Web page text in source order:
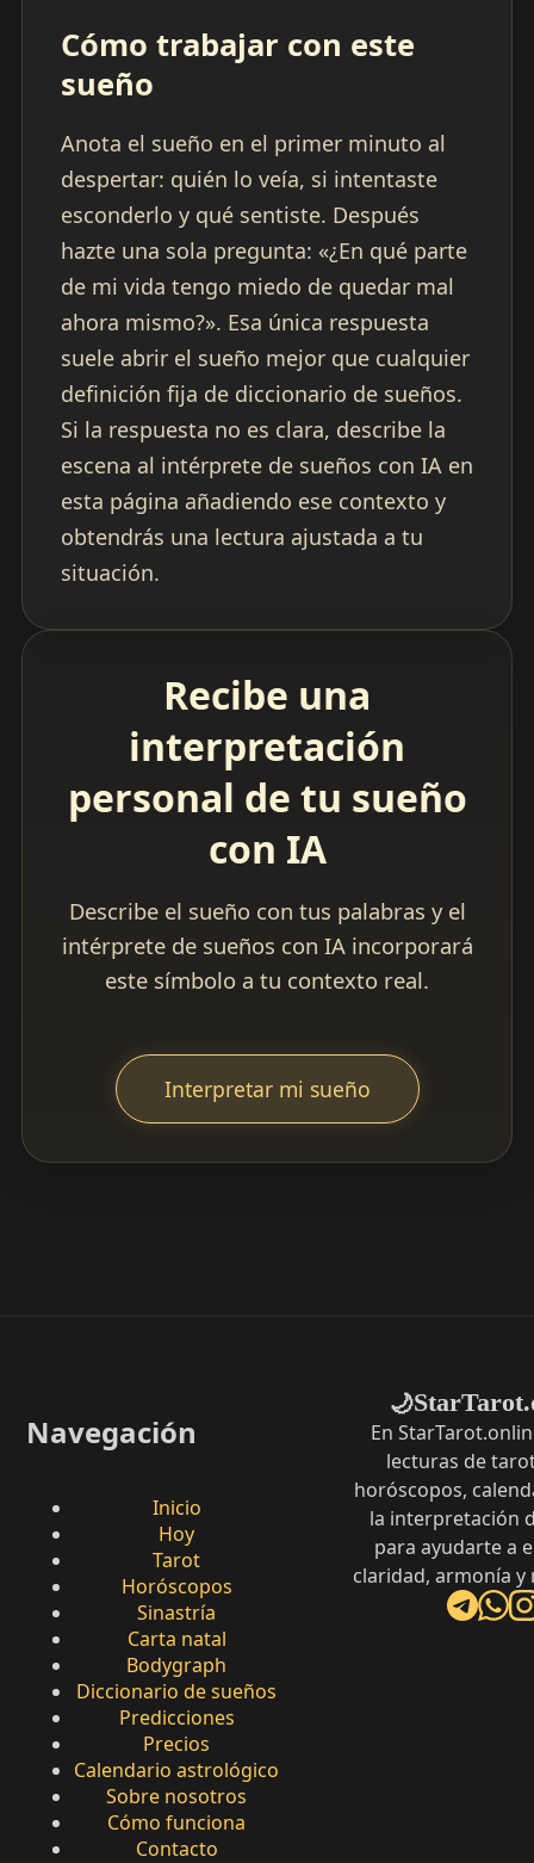
Cómo trabajar con este
sueño
Anota el sueño en el primer minuto al
despertar: quién lo veía, si intentaste
esconderlo y qué sentiste. Después
hazte una sola pregunta: «¿En qué parte
de mi vida tengo miedo de quedar mal
ahora mismo?». Esa única respuesta
suele abrir el sueño mejor que cualquier
definición fija de diccionario de sueños.
Si la respuesta no es clara, describe la
escena al intérprete de sueños con IA en
esta página añadiendo ese contexto y
obtendrás una lectura ajustada a tu
situación.
Recibe una
interpretación
personal de tu sueño
con IA
Describe el sueño con tus palabras y el
intérprete de sueños con IA incorporará
este símbolo a tu contexto real.
Interpretar mi sueño
Navegación
Inicio
Hoy
Tarot
Horóscopos
Sinastría
Carta natal
Bodygraph
Diccionario de sueños
Predicciones
Precios
Calendario astrológico
Sobre nosotros
Cómo funciona
Contacto
🌙
En
lecturas de
horóscopos,
la interpretación
para ayudarte a
claridad, armonía y